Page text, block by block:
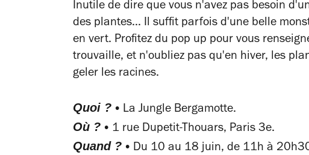
Inutile de dire que vous n'avez pas besoin
des plantes... Il suffit parfois d'une belle
en vert. Profitez du pop up pour vous
trouvaille, et n'oubliez pas qu'en hiver, les
geler les racines.
Quoi ? • La Jungle Bergamotte.
Où ? • 1 rue Dupetit-Thouars, Paris 3e.
Quand ? • Du 10 au 18 juin, de 11h à